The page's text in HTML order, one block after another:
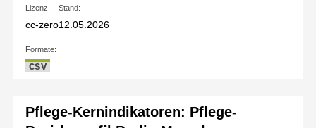
Lizenz:
cc-zero
Stand:
12.05.2026
Formate:
CSV
Pflege-Kernindikatoren: Pflege-